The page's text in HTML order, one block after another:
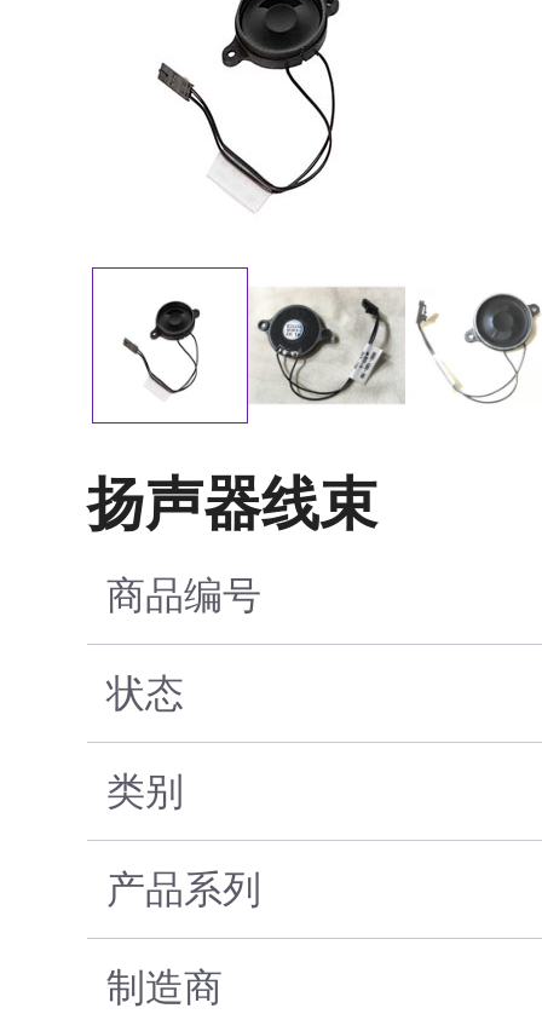
扬声器线束
商品编号
状态
类别
产品系列
制造商